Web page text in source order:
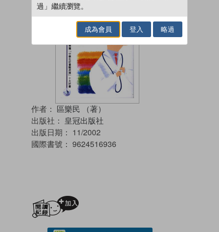
作者： 區樂民 （著）
出版社： 皇冠出版社
出版日期： 11/2002
國際書號： 9624516936
過」繼續瀏覽。
成為會員 登入 略過